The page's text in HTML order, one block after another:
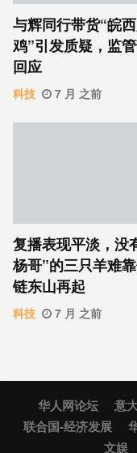
与辉同行带货“皖
鸡”引发质疑，监
回应
科技 7 月 之前
复播表现平淡，没
杨哥”的三只羊难
链东山再起
科技 7 月 之前
华人网论坛 意
联合国-经济发展
文娱